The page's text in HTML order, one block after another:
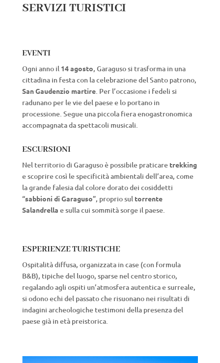
SERVIZI TURISTICI
EVENTI
Ogni anno il 14 agosto, Garaguso si trasforma in una
cittadina in festa con la celebrazione del Santo patrono,
San Gaudenzio martire. Per l’occasione i fedeli si
radunano per le vie del paese e lo portano in
processione. Segue una piccola fiera enogastronomica
accompagnata da spettacoli musicali.
ESCURSIONI
Nel territorio di Garaguso è possibile praticare trekking
e scoprire così le specificità ambientali dell’area, come
la grande falesia dal colore dorato dei cosiddetti
“sabbioni di Garaguso”, proprio sul torrente
Salandrella e sulla cui sommità sorge il paese.
ESPERIENZE TURISTICHE
Ospitalità diffusa, organizzata in case (con formula
B&B), tipiche del luogo, sparse nel centro storico,
regalando agli ospiti un’atmosfera autentica e surreale,
si odono echi del passato che risuonano nei risultati di
indagini archeologiche testimoni della presenza del
paese già in età preistorica.